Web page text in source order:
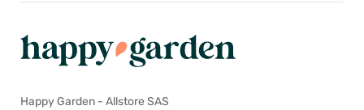
Happy Garden - Allstore SAS